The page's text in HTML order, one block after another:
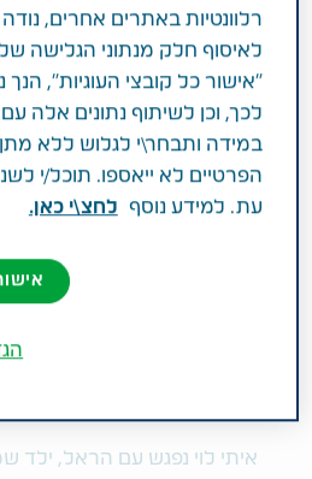
תפקיד חיי - איתי לוי
איתי לוי נפגש עם הראל, ילד
רלוונטיות באתרים אחרים,
לאיסוף חלק מנתוני הגלישה
"אישור כל קובצי העוגיות",
לכך, וכן לשיתוף נתונים אלה
במידה ותבחר\י לגלוש ללא
הפרטיים לא ייאספו. תוכל/י
עת. למידע נוסף
לחצ\י כאן.